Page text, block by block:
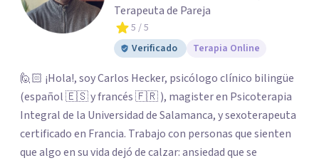
Terapeuta de Pareja
5 / 5
Verificado
Terapia Online
🙋🏻 ¡Hola!, soy Carlos Hecker, psicólogo clínico bilingüe
(español 🇪🇸 y francés 🇫🇷 ), magister en Psicoterapia
Integral de la Universidad de Salamanca, y sexoterapeuta
certificado en Francia. Trabajo con personas que sienten
que algo en su vida dejó de calzar: ansiedad que se